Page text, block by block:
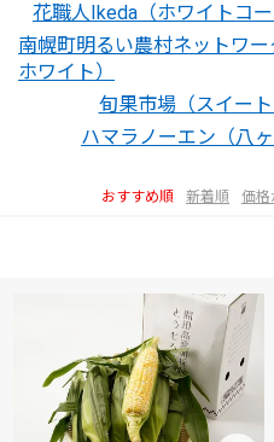
花職人Ikeda（ホワイトコー
南幌町明るい農村ネットワ
ホワイト）
旬果市場（スイート
ハマラノーエン（八
おすすめ順 新着順 価格